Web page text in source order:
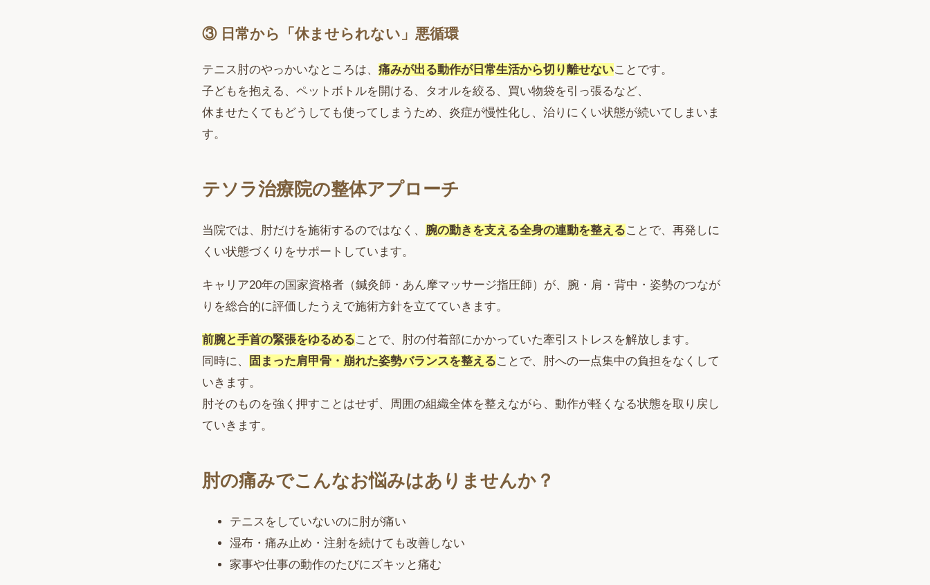
③ 日常から「休ませられない」悪循環
テニス肘のやっかいなところは、 痛みが出る動作が日常生活から切り離せないことです。
子どもを抱える、ペットボトルを開ける、タオルを絞る、買い物袋を引っ張るなど、
休ませたくてもどうしても使ってしまうため、炎症が慢性化し、治りにくい状態が続いてしまいま
す。
テソラ治療院の整体アプローチ
当院では、肘だけを施術するのではなく、 腕の動きを支える全身の連動を整えることで、再発しに
くい状態づくりをサポートしています。
キャリア20年の国家資格者（鍼灸師・あん摩マッサージ指圧師）が、腕・肩・背中・姿勢のつなが
りを総合的に評価したうえで施術方針を立てていきます。
前腕と手首の緊張をゆるめることで、肘の付着部にかかっていた牽引ストレスを解放します。
同時に、
固まった肩甲骨・崩れた姿勢バランスを整えることで、肘への一点集中の負担をなくして
いきます。
肘そのものを強く押すことはせず、周囲の組織全体を整えながら、動作が軽くなる状態を取り戻し
ていきます。
肘の痛みでこんなお悩みはありませんか？
テニスをしていないのに肘が痛い
湿布・痛み止め・注射を続けても改善しない
家事や仕事の動作のたびにズキッと痛む